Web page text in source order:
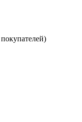
покупателей)